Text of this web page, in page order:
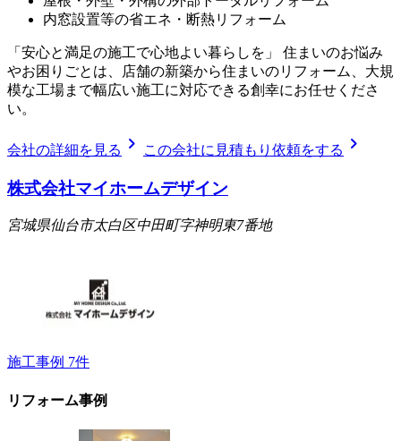
内窓設置等の省エネ・断熱リフォーム
「安心と満足の施工で心地よい暮らしを」 住まいのお悩み
やお困りごとは、店舗の新築から住まいのリフォーム、大規
模な工場まで幅広い施工に対応できる創幸にお任せくださ
い。
会社の詳細を見る chevron_right この会社に見積もり依頼をする chevron_right
株式会社マイホームデザイン
宮城県仙台市太白区中田町字神明東7番地
施工事例 7件
リフォーム事例